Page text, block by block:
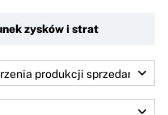
zysków i strat